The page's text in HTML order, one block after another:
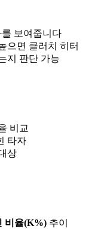
를 보여줍니다
으면 클러치 히터
지 판단 가능
비교
타자
상
비율(K%) 추이